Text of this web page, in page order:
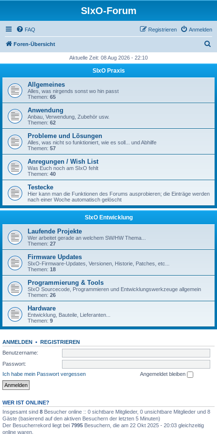
SIxO-Forum
FAQ Anmelden
Registrieren
Foren-Übersicht
h
Aktuelle Zeit: 08 Aug 2026 - 22:10
SIxO Praxis
Allgemeines
Alles, was nirgends sonst wo hin passt
Themen: 65
Anwendung
Anbau, Verwendung, Zubehör usw.
Themen: 62
Probleme und Lösungen
Alles, was nicht so funktioniert, wie es soll... und Abhilfe
Themen: 57
Anregungen / Wish List
Was Euch noch am SIxO fehlt
Themen: 40
Testecke
Hier kann man die Funktionen des Forums ausprobieren; die Einträge werden
nach einer Woche automatisch gelöscht
SIxO Entwicklung
Laufende Projekte
Wer arbeitet gerade an welchem SW/HW Thema...
Themen: 27
Firmware Updates
SIxO-Firmware-Updates, Versionen, Historie, Patches, etc...
Themen: 18
Programmierung & Tools
SIxO Sourcecode, Programmieren und Entwicklungswerkzeuge allgemein
Themen: 26
Hardware
Entwicklung, Bauteile, Lieferanten...
Themen: 9
ANMELDEN • REGISTRIEREN
Benutzername:
Passwort:
Ich habe mein Passwort vergessen
Angemeldet bleiben
WER IST ONLINE?
Insgesamt sind 8 Besucher online :: 0 sichtbare Mitglieder, 0 unsichtbare Mitglieder und 8
Gäste (basierend auf den aktiven Besuchern der letzten 5 Minuten)
Der Besucherrekord liegt bei 7995 Besuchern, die am 22 Okt 2025 - 20:03 gleichzeitig
online waren.